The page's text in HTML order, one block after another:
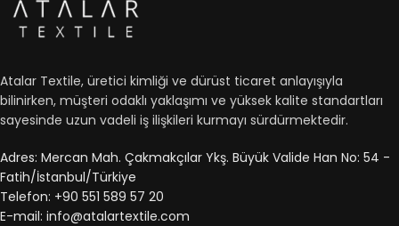
Atalar Textile, üretici kimliği ve dürüst ticaret anlayışıyla
bilinirken, müşteri odaklı yaklaşımı ve yüksek kalite standartları
sayesinde uzun vadeli iş ilişkileri kurmayı sürdürmektedir.
Adres: Mercan Mah. Çakmakçılar Ykş. Büyük Valide Han No: 54 -
Fatih/İstanbul/Türkiye
Telefon: +90 551 589 57 20
E-mail: info@atalartextile.com